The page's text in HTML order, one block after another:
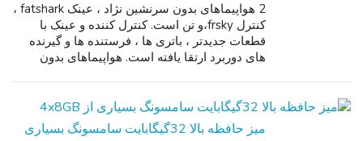
2 هواپیماهای بدون سرنشین نژاد ، عینک fatshark ،
کنترل frsky،و تن است. کنترل کننده و عینک با
قطعات جدیدتر ، باتری ها ، فرستنده ها و گیرنده
های دوربرد ارتقا یافته است. هواپیماهای بدون
میز حافظه بالا 32گیگابایت سامسونگ بسیاری